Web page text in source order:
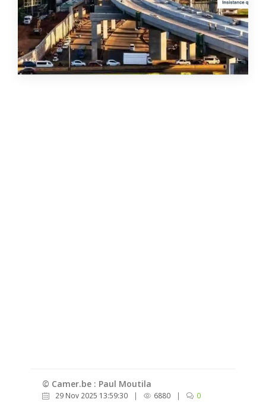
© Camer.be : Paul Moutila
29 Nov 2025 13:59:30 | 6880 | 0